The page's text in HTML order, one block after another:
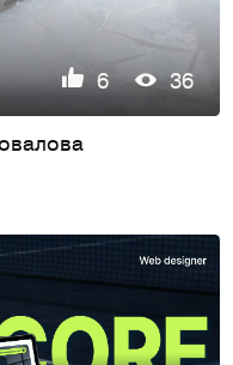
6 36